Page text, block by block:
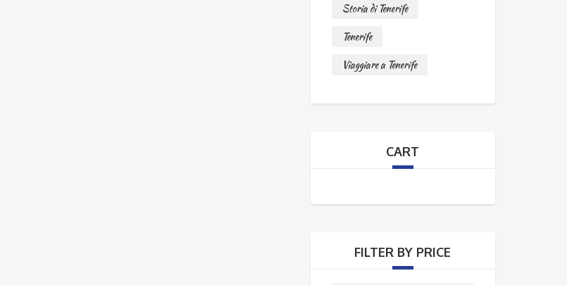
Storia di Tenerife
Tenerife
Viaggiare a Tenerife
CART
FILTER BY PRICE